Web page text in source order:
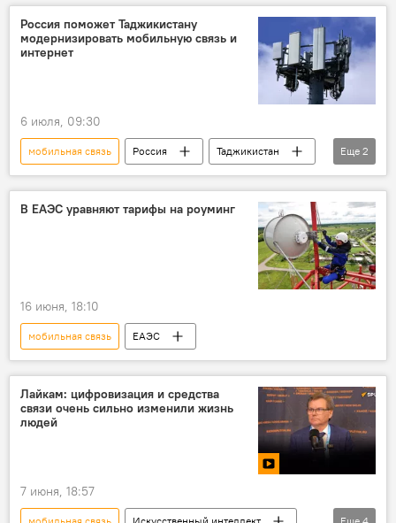
Служба связи Таджикистана
Наука и технологии
Россия поможет Таджикистану
модернизировать мобильную связь и
интернет
6 июля, 09:30
мобильная связь Россия
Таджикистан
интернет
цифровые технологии
Еще 2
В ЕАЭС уравняют тарифы на роуминг
16 июня, 18:10
мобильная связь ЕАЭС
Лайкам: цифровизация и средства
связи очень сильно изменили жизнь
людей
7 июня, 18:57